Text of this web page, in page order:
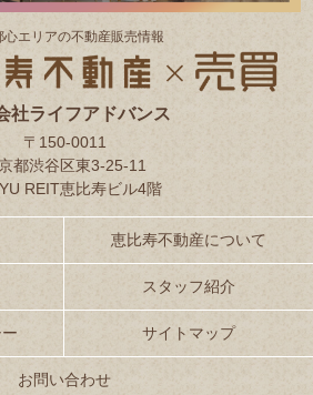
⼼エリアの不動産販売情報
社ライフアドバンス
〒150-0011
都渋谷区東3-25-11
REIT恵比寿ビル4階
恵比寿不動産について
スタッフ紹介
サイトマップ
お問い合わせ